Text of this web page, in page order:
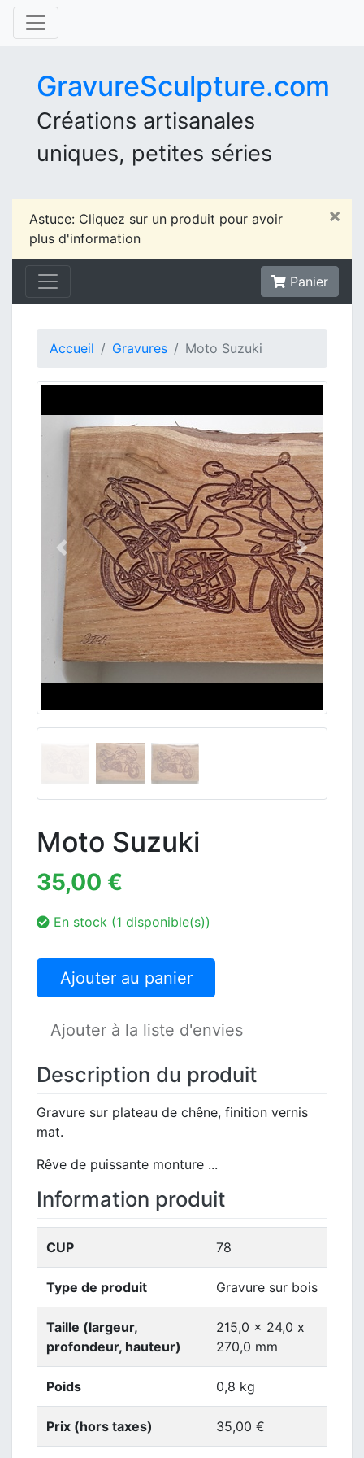
GravureSculpture.com
Créations artisanales
uniques, petites séries
×
Astuce: Cliquez sur un produit pour avoir
plus d'information
Panier
Accueil Gravures Moto Suzuki
Précedent Suivant
Moto Suzuki
35,00 €
En stock (1 disponible(s))
Ajouter au panier
Ajouter à la liste d'envies
Description du produit
Gravure sur plateau de chêne, finition vernis
mat.
Rêve de puissante monture ...
Information produit
CUP 78
Type de produit Gravure sur bois
Taille (largeur,
profondeur, hauteur)
215,0 x 24,0 x
270,0 mm
Poids 0,8 kg
Prix (hors taxes) 35,00 €